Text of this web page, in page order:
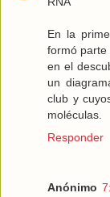
En la
formó parte
en el
un
club y
moléculas.
Responder
Anónimo